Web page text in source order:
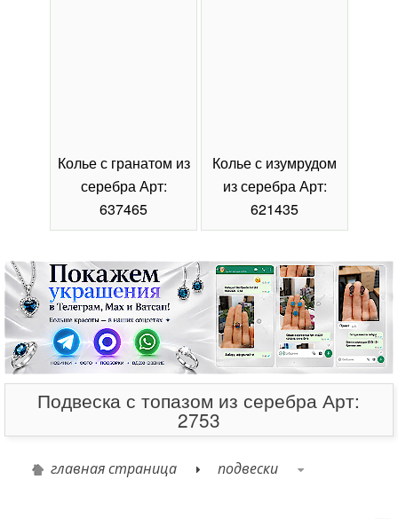
Колье с гранатом из
серебра Арт:
637465
Колье с изумрудом
из серебра Арт:
621435
Подвеска с топазом из серебра Арт:
2753
главная страница подвески